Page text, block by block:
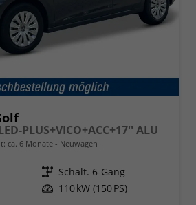
PLUS+VICO+ACC+17'' ALU
ca. 6 Monate Neuwagen
Getriebe Schalt. 6-Gang
Leistung 110 kW (150 PS)